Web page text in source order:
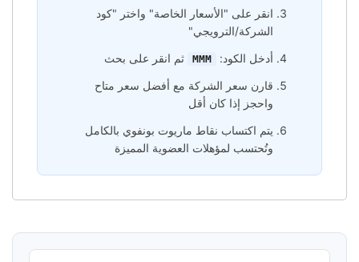
انقر على "الأسعار الخاصة" واختر "كود
الشركة/الترويجي"
أدخل الكود:
MMM
ثم انقر على بحث
قارن سعر الشركة مع أفضل سعر متاح
واحجز إذا كان أقل
يتم اكتساب نقاط ماريوت بونفوي بالكامل
وتُحتسب لمؤهلات العضوية المميزة